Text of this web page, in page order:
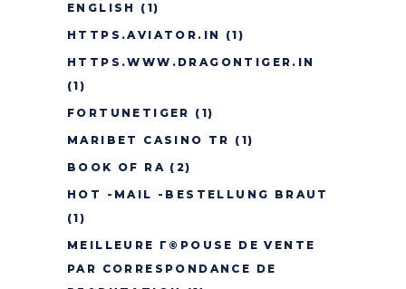
ENGLISH
(1)
HTTPS.AVIATOR.IN
(1)
HTTPS.WWW.DRAGONTIGER.IN
(1)
FORTUNETIGER (1)
MARIBET CASINO TR (1)
BOOK OF RA (2)
HOT -MAIL -BESTELLUNG BRAUT
(1)
MEILLEURE Г©POUSE DE VENTE
PAR CORRESPONDANCE DE